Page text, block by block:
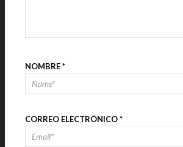
NOMBRE*
CORREO ELECTRÓNICO*